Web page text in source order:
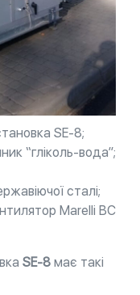
SE-8;
“гліколь-вода”;
сталі;
Marelli BC
SE-8 має такі